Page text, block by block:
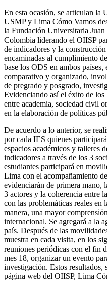
En esta ocasión, se articulan la
USMP y Lima Cómo Vamos
la Fundación Universitaria
Colombia liderando el OIISP
de indicadores y la
encaminadas al cumplimiento
base los ODS en ambos
comparativo y organizado,
de pregrado y posgrado,
Evidenciando así el éxito de
entre academia, sociedad civil
en la elaboración de políticas
De acuerdo a lo anterior, se
por cada IES quienes
espacios académicos y talleres
indicadores a través de los 3
estudiantes participará en
Lima con el acompañamiento
evidenciarán de primera mano,
3 actores y la coherencia entre
con las problemáticas reales en
manera, una mayor
internacional. Se agregará a la
país. Después de las
muestra en cada visita, en los
reuniones periódicas con el fin
mes 18, organizar un evento
investigación. Estos resultados,
página web del OIISP, Lima